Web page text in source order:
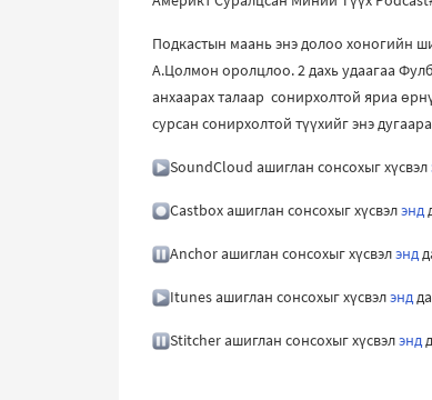
Подкастын маань энэ долоо хоногийн
А.Цолмон оролцлоо. 2 дахь удаагаа
анхаарах талаар сонирхолтой яриа
сурсан сонирхолтой түүхийг энэ
SoundCloud ашиглан сонсохыг хүсвэл
Castbox ашиглан сонсохыг хүсвэлэнд
Anchor ашиглан сонсохыг хүсвэлэнд
Itunes ашиглан сонсохыг хүсвэлэнд
Stitcher ашиглан сонсохыг хүсвэлэнд